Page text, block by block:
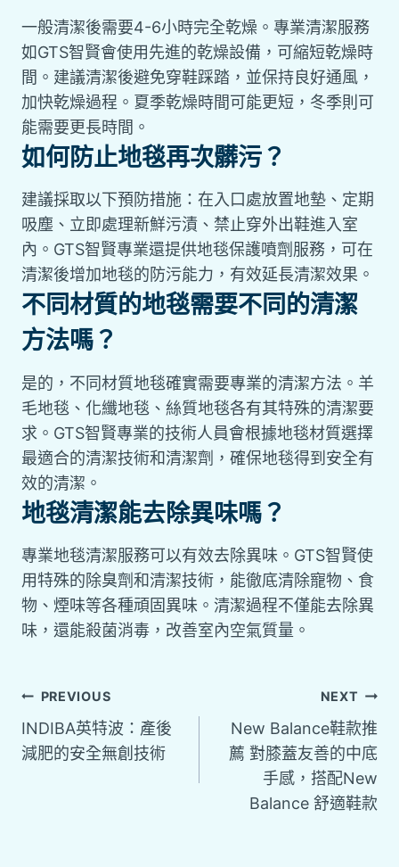
一般清潔後需要4-6小時完全乾燥。專業清潔服務
如GTS智賢會使用先進的乾燥設備，可縮短乾燥時
間。建議清潔後避免穿鞋踩踏，並保持良好通風，
加快乾燥過程。夏季乾燥時間可能更短，冬季則可
能需要更長時間。
如何防止地毯再次髒污？
建議採取以下預防措施：在入口處放置地墊、定期
吸塵、立即處理新鮮污漬、禁止穿外出鞋進入室
內。GTS智賢專業還提供地毯保護噴劑服務，可在
清潔後增加地毯的防污能力，有效延長清潔效果。
不同材質的地毯需要不同的清潔
方法嗎？
是的，不同材質地毯確實需要專業的清潔方法。羊
毛地毯、化纖地毯、絲質地毯各有其特殊的清潔要
求。GTS智賢專業的技術人員會根據地毯材質選擇
最適合的清潔技術和清潔劑，確保地毯得到安全有
效的清潔。
地毯清潔能去除異味嗎？
專業地毯清潔服務可以有效去除異味。GTS智賢使
用特殊的除臭劑和清潔技術，能徹底清除寵物、食
物、煙味等各種頑固異味。清潔過程不僅能去除異
味，還能殺菌消毒，改善室內空氣質量。
PREVIOUS
INDIBA英特波：產後
減肥的安全無創技術
NEXT
New Balance鞋款推
薦 對膝蓋友善的中底
手感，搭配New
Balance 舒適鞋款